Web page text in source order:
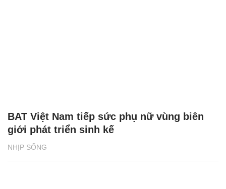
NHỊP SỐNG
BAT Việt Nam tiếp sức phụ nữ vùng biên
giới phát triển sinh kế